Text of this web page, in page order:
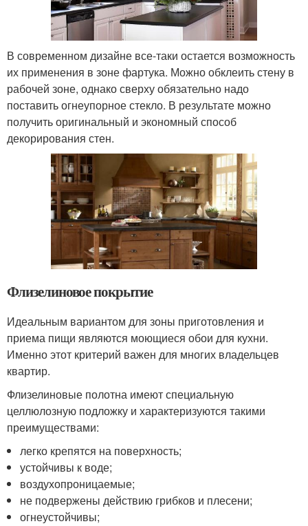
В современном дизайне все-таки остается возможность
их применения в зоне фартука. Можно обклеить стену в
рабочей зоне, однако сверху обязательно надо
поставить огнеупорное стекло. В результате можно
получить оригинальный и экономный способ
декорирования стен.
Флизелиновое покрытие
Идеальным вариантом для зоны приготовления и
приема пищи являются моющиеся обои для кухни.
Именно этот критерий важен для многих владельцев
квартир.
Флизелиновые полотна имеют специальную
целлюлозную подложку и характеризуются такими
преимуществами:
легко крепятся на поверхность;
устойчивы к воде;
воздухопроницаемые;
не подвержены действию грибков и плесени;
огнеустойчивы;